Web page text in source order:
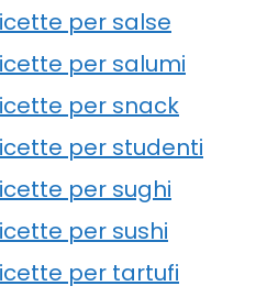
per salse
per salumi
per snack
per studenti
per sughi
per sushi
per tartufi